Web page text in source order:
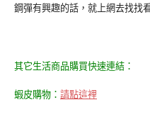
鋼彈有興趣的話，就上網去找找
其它生活商品購買快速連結：
蝦皮購物： 請點這裡